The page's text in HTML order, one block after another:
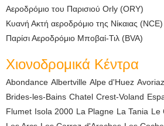
Αεροδρόμιο του Παρισιού Orly (ORY)
Κυανή Ακτή αεροδρόμιο της Νίκαιας (NCE)
Παρίσι Αεροδρόμιο Μποβαί-Τιλ (BVA)
Χιονοδρομικά Κέντρα
Abondance Albertville Alpe d'Huez Avoriaz
Brides-les-Bains Chatel Crest-Voland
Flumet Isola 2000 La Plagne La Tania Le